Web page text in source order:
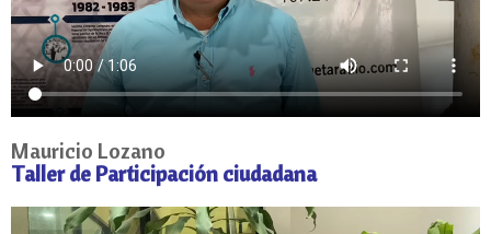
Mauricio Lozano
Taller de Participación ciudadana